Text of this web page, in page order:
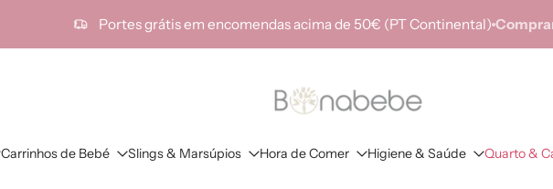
Portes grátis em encomendas acima de 50€ (PT Continental)
Carrinhos de Bebé Slings & Marsúpios Hora de Comer Higiene & Saúde Quarto &